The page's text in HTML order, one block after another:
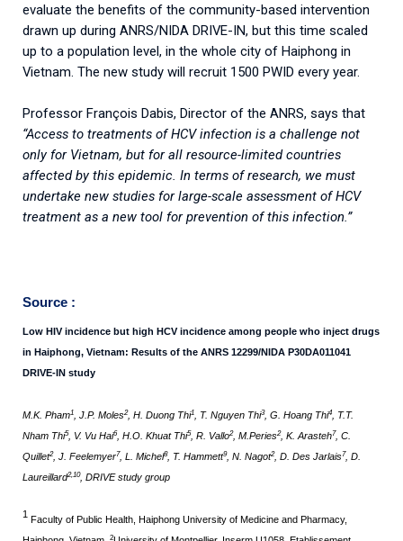
evaluate the benefits of the community-based intervention
drawn up during ANRS/NIDA DRIVE-IN, but this time scaled
up to a population level, in the whole city of Haiphong in
Vietnam. The new study will recruit 1500 PWID every year.
Professor François Dabis, Director of the ANRS, says that
“Access to treatments of HCV infection is a challenge not
only for Vietnam, but for all resource-limited countries
affected by this epidemic. In terms of research, we must
undertake new studies for large-scale assessment of HCV
treatment as a new tool for prevention of this infection.”
Source :
Low HIV incidence but high HCV incidence among people who inject drugs
in Haiphong, Vietnam: Results of the ANRS 12299/NIDA P30DA011041
DRIVE-IN study
M.K. Pham1 , J.P. Moles2, H. Duong Thi1 , T. Nguyen Thi3, G. Hoang Thi4
, T.T.
Nham Thi5 , V. Vu Hai6 , H.O. Khuat Thi5 , R. Vallo2, M.Peries2, K. Arasteh7
, C.
Quillet2, J. Feelemyer7 , L. Michel8, T. Hammett9, N. Nagot2, D. Des Jarlais7
, D.
Laureillard2,10, DRIVE study group
1 Faculty of Public Health, Haiphong University of Medicine and Pharmacy,
2